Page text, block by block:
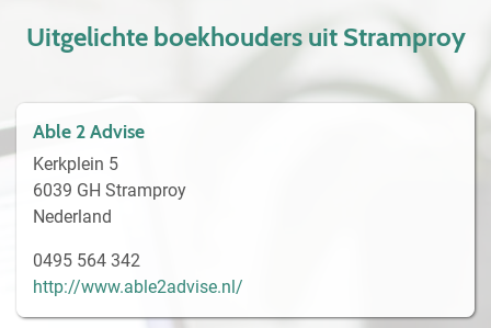
Uitgelichte boekhouders uit Stramproy
Able 2 Advise
Kerkplein 5
6039 GH Stramproy
Nederland
0495 564 342
http://www.able2advise.nl/